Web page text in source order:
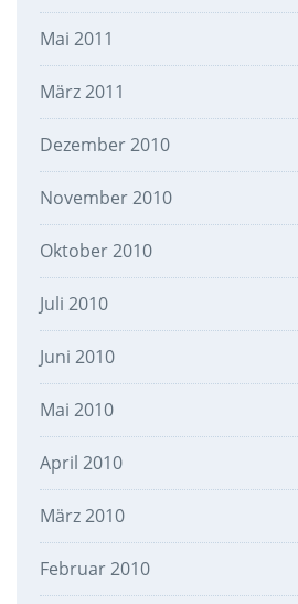
Mai 2011
März 2011
Dezember 2010
November 2010
Oktober 2010
Juli 2010
Juni 2010
Mai 2010
April 2010
März 2010
Februar 2010